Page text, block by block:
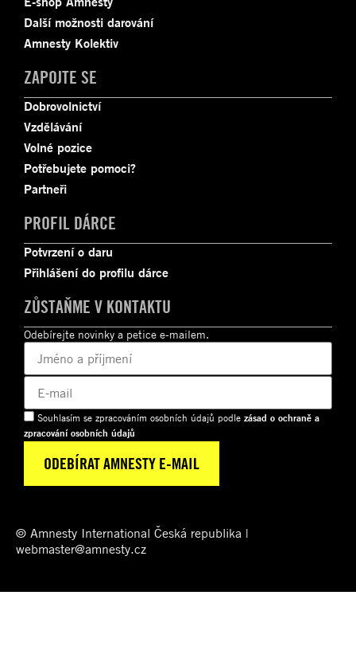
Další možnosti darování
Amnesty Kolektiv
ZAPOJTE SE
Dobrovolnictví
Vzdělávání
Volné pozice
Potřebujete pomoci?
Partneři
PROFIL DÁRCE
Potvrzení o daru
Přihlášení do profilu dárce
ZŮSTAŇME V KONTAKTU
Odebírejte novinky a petice e-mailem.
Souhlasím se zpracováním osobních údajů podle zásad o ochraně a
zpracování osobních údajů
© Amnesty International Česká republika |
webmaster@amnesty.cz